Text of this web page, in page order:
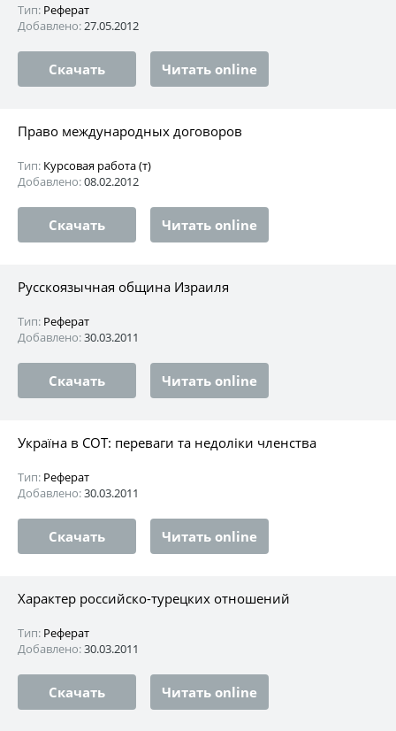
Тип: Реферат
Добавлено:27.05.2012
Скачать Читать online
Право международных договоров
Тип: Курсовая работа (т)
Добавлено:08.02.2012
Скачать Читать online
Русскоязычная община Израиля
Тип: Реферат
Добавлено:30.03.2011
Скачать Читать online
Україна в СОТ: переваги та недоліки членства
Тип: Реферат
Добавлено:30.03.2011
Скачать Читать online
Характер российско-турецких отношений
Тип: Реферат
Добавлено:30.03.2011
Скачать Читать online